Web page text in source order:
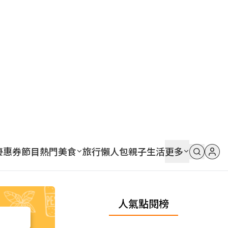
惠券節目熱門美食 旅行懶人包親子生活更多
人氣點閱榜